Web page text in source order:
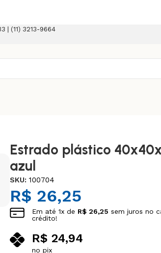
| (11) 3213-9664
Estrado plástico
azul
SKU:100704
R$ 26,25
Em até1x de R$ 26,25 sem juros no
crédito!
R$ 24,94
no pix